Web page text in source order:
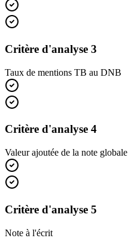
Critère d'analyse 3
Taux de mentions TB au DNB
Critère d'analyse 4
Valeur ajoutée de la note globale
Critère d'analyse 5
Note à l'écrit